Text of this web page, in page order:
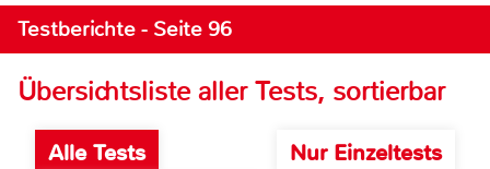
Testberichte - Seite 96
Übersichtsliste aller Tests, sortierbar
Alle Tests
Nur Einzeltests